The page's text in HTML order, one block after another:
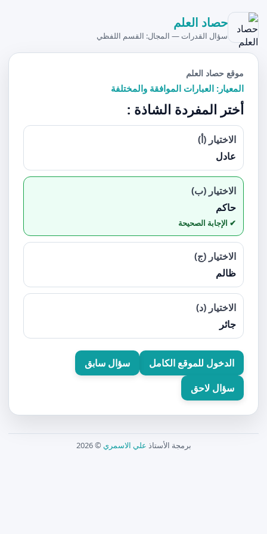
حصاد العلم
سؤال القدرات — المجال: القسم اللفظي
موقع حصاد العلم
المعيار: العبارات الموافقة والمختلفة
أختر المفردة الشاذة :
الاختيار (أ)
عادل
الاختيار (ب)
حاكم
الاختيار (ج)
ظالم
الاختيار (د)
جائر
الدخول للموقع الكامل
سؤال سابق
سؤال لاحق
برمجة الأستاذ علي الاسمري © 2026